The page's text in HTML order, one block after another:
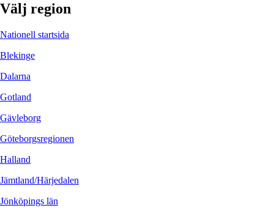
Välj region
Nationell startsida
Blekinge
Dalarna
Gotland
Gävleborg
Göteborgsregionen
Halland
Jämtland/Härjedalen
Jönköpings län